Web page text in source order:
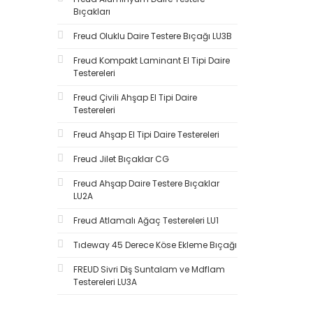
ER25-4 (1)
ER25-5 (1)
ER25-7 (1)
ER25-9 (1)
ER32-10 (1)
ER32-16 (1)
ER32-3 (1)
ER32-4 (1)
ER32-5 (1)
ER32-6 (1)
Bıçakları
Freud Oluklu Daire Testere Bıçağı LU3B
Freud Kompakt Laminant El Tipi Daire
Testereleri
Freud Çivili Ahşap El Tipi Daire
Testereleri
Freud Ahşap El Tipi Daire Testereleri
Freud Jilet Bıçaklar CG
Freud Ahşap Daire Testere Bıçaklar
LU2A
Freud Atlamalı Ağaç Testereleri LU1
Tıdeway 45 Derece Köse Ekleme Bıçağı
FREUD Sivri Diş Suntalam ve Mdflam
Testereleri LU3A